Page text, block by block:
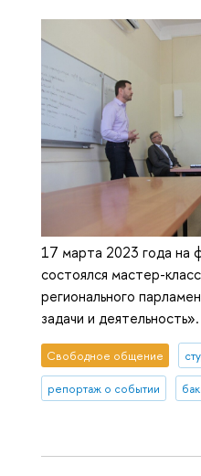
17 марта 2023 года на
состоялся мастер-
регионального
задачи и деятельность».
Свободное общение
репортаж о событии